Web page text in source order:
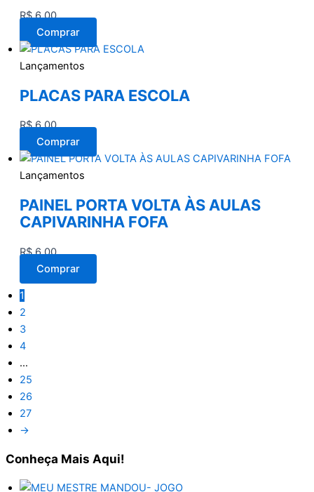
R$6,00
Comprar
Lançamentos
PLACAS PARA ESCOLA
R$6,00
Comprar
Lançamentos
PAINEL PORTA VOLTA ÀS AULAS
CAPIVARINHA FOFA
R$6,00
Comprar
1
2
3
4
…
25
26
27
→
Conheça Mais Aqui!